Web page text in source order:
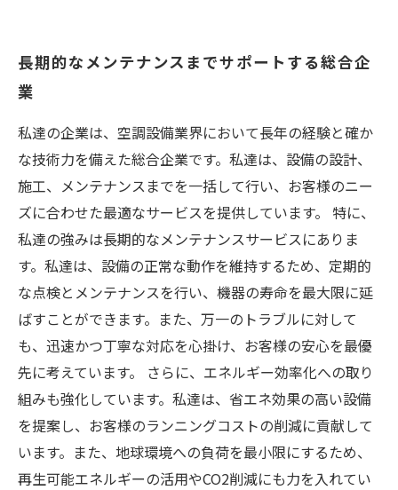
長期的なメンテナンスまでサポートする総合企
業
私達の企業は、空調設備業界において長年の経験と確か
な技術力を備えた総合企業です。私達は、設備の設計、
施工、メンテナンスまでを一括して行い、お客様のニー
ズに合わせた最適なサービスを提供しています。 特に、
私達の強みは長期的なメンテナンスサービスにありま
す。私達は、設備の正常な動作を維持するため、定期的
な点検とメンテナンスを行い、機器の寿命を最大限に延
ばすことができます。また、万一のトラブルに対して
も、迅速かつ丁寧な対応を心掛け、お客様の安心を最優
先に考えています。 さらに、エネルギー効率化への取り
組みも強化しています。私達は、省エネ効果の高い設備
を提案し、お客様のランニングコストの削減に貢献して
います。また、地球環境への負荷を最小限にするため、
再生可能エネルギーの活用やCO2削減にも力を入れてい